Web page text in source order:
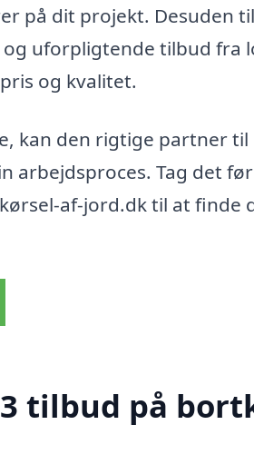
på dit projekt. Desuden
uforpligtende tilbud fra
og kvalitet.
kan den rigtige partner
arbejdsproces. Tag det
af-jord.dk til at finde
tilbud på